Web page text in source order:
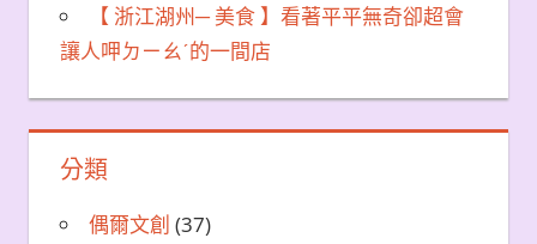
【 浙江湖州─ 美食 】看著平平無奇卻超會
讓人呷ㄉㄧㄠˊ的一間店
分類
偶爾文創 (37)